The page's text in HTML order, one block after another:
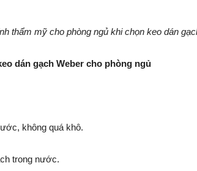
thẩm mỹ cho phòng ngủ khi chọn keo dán
dán gạch Weber cho phòng ngủ
không quá khô.
trong nước.